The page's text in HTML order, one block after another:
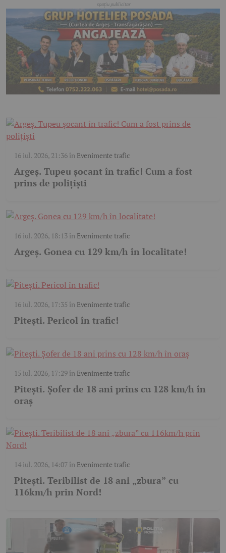
16 iul. 2026, 21:36în Evenimente trafic
Argeș. Tupeu șocant în trafic! Cum a fost
prins de polițiști
16 iul. 2026, 18:13în Evenimente trafic
Argeș. Gonea cu 129 km/h în localitate!
16 iul. 2026, 17:35 în Evenimente trafic
Pitești. Pericol în trafic!
15 iul. 2026, 17:29în Evenimente trafic
Pitești. Șofer de 18 ani prins cu 128 km/h în
oraș
14 iul. 2026, 14:07în Evenimente trafic
Pitești. Teribilist de 18 ani „zbura” cu
116km/h prin Nord!